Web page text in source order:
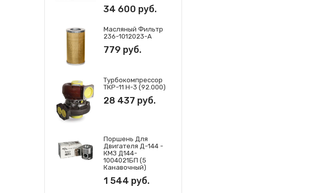
34 600 руб.
Масляный Фильтр
236-1012023-А
779 руб.
Турбокомпрессор
ТКР-11 Н-3 (92.000)
28 437 руб.
Поршень Для
Двигателя Д-144 -
КМЗ Д144-
1004021БП (5
Канавочный)
1 544 руб.